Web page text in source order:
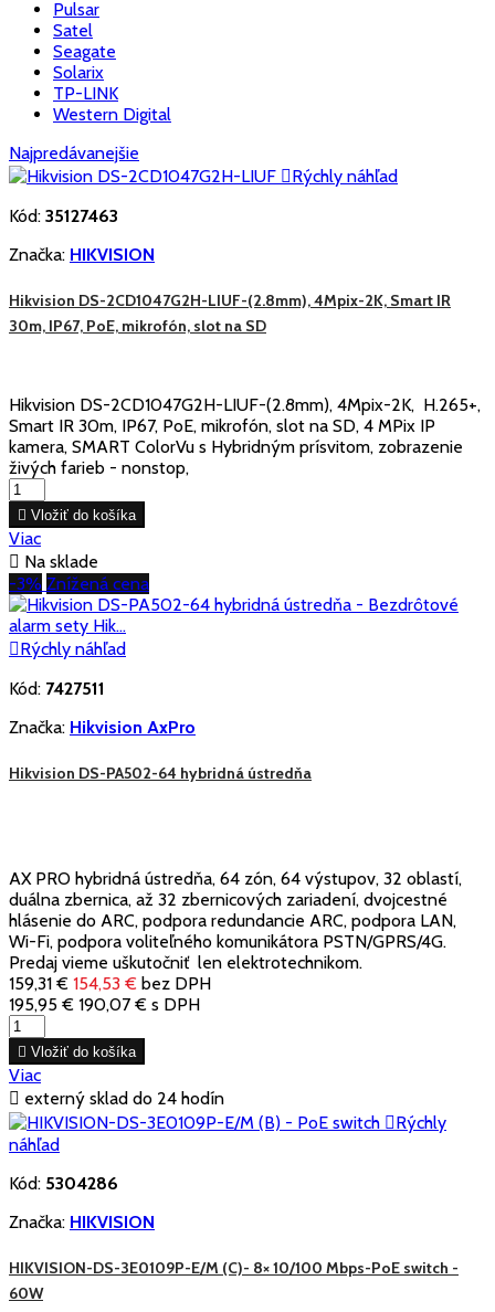
Pulsar
Satel
Seagate
Solarix
TP-LINK
Western Digital
Najpredávanejšie
Rýchly náhľad
Kód: 35127463
Značka: HIKVISION
Hikvision DS-2CD1047G2H-LIUF-(2.8mm), 4Mpix-2K, Smart IR
30m, IP67, PoE, mikrofón, slot na SD
Hikvision DS-2CD1047G2H-LIUF-(2.8mm), 4Mpix-2K, H.265+,
Smart IR 30m, IP67, PoE, mikrofón, slot na SD, 4 MPix IP
kamera, SMART ColorVu s Hybridným prísvitom, zobrazenie
živých farieb - nonstop,
 Vložiť do košíka
Viac
 Na sklade
-3% Znížená cena
Rýchly náhľad
Kód: 7427511
Značka: Hikvision AxPro
Hikvision DS-PA502-64 hybridná ústredňa
AX PRO hybridná ústredňa, 64 zón, 64 výstupov, 32 oblastí,
duálna zbernica, až 32 zbernicových zariadení, dvojcestné
hlásenie do ARC, podpora redundancie ARC, podpora LAN,
Wi-Fi, podpora voliteľného komunikátora PSTN/GPRS/4G.
Predaj vieme uškutočniť len elektrotechnikom.
159,31 € 154,53 € bez DPH
195,95 € 190,07 € s DPH
 Vložiť do košíka
Viac
 externý sklad do 24 hodín
Rýchly
náhľad
Kód: 5304286
Značka: HIKVISION
HIKVISION-DS-3E0109P-E/M (C)- 8× 10/100 Mbps-PoE switch -
60W